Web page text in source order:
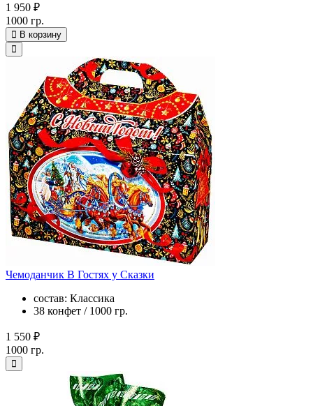
1 950 ₽
1000 гр.
В корзину
Чемоданчик В Гостях у Сказки
состав: Классика
38 конфет / 1000 гр.
1 550 ₽
1000 гр.